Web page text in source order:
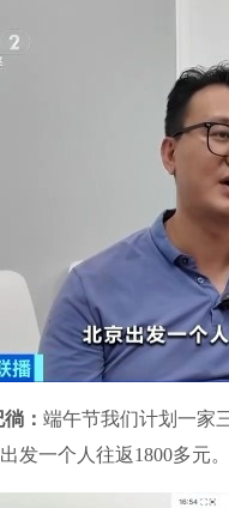
： 端午节我们计划一家
发一个人往返1800多元。